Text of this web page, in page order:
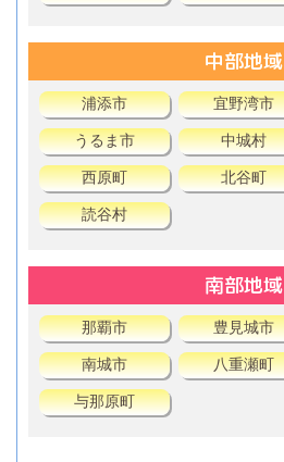
中部地域
浦添市 宜野湾市
うるま市 中城村
西原町 北谷町
読谷村
南部地域
那覇市 豊見城市
南城市 八重瀬町
与那原町